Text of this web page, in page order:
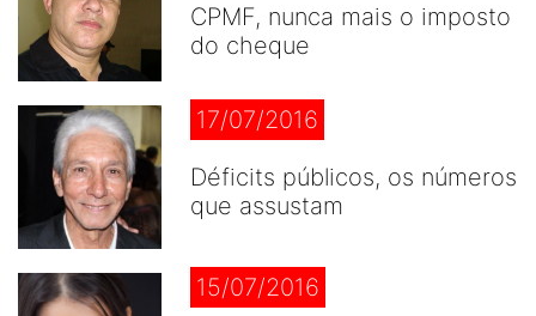
CPMF, nunca mais o imposto
do cheque
17/07/2016
Déficits públicos, os números
que assustam
15/07/2016